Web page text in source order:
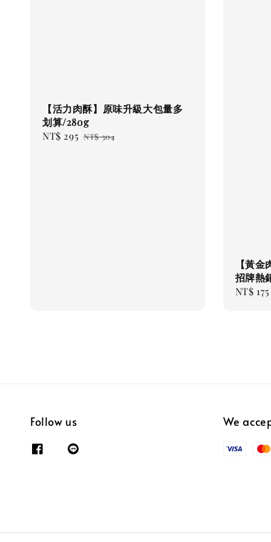
【活力肉酥】原味升級大包量多
划算/280g
Sale
NT$ 295 Regular
NT$ 304
【黃
招牌熱
Regular
NT$ 175
Follow us We